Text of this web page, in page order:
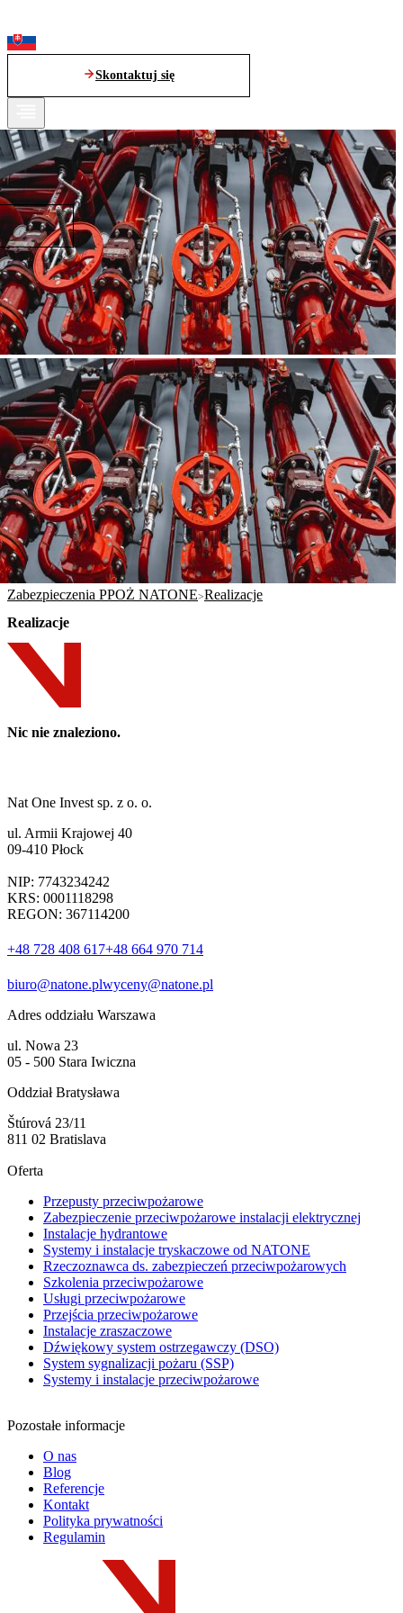
Skontaktuj się
Zabezpieczenia PPOŻ NATONE Realizacje
Realizacje
Nic nie znaleziono.
Nat One Invest sp. z o. o.
ul. Armii Krajowej 40
09-410 Płock
NIP: 7743234242
KRS: 0001118298
REGON: 367114200
+48 728 408 617+48 664 970 714
biuro@natone.plwyceny@natone.pl
Adres oddziału Warszawa
ul. Nowa 23
05 - 500 Stara Iwiczna
Oddział Bratysława
Štúrová 23/11
811 02 Bratislava
Oferta
Przepusty przeciwpożarowe
Zabezpieczenie przeciwpożarowe instalacji elektrycznej
Instalacje hydrantowe
Systemy i instalacje tryskaczowe od NATONE
Rzeczoznawca ds. zabezpieczeń przeciwpożarowych
Szkolenia przeciwpożarowe
Usługi przeciwpożarowe
Przejścia przeciwpożarowe
Instalacje zraszaczowe
Dźwiękowy system ostrzegawczy (DSO)
System sygnalizacji pożaru (SSP)
Systemy i instalacje przeciwpożarowe
Pozostałe informacje
O nas
Blog
Referencje
Kontakt
Polityka prywatności
Regulamin